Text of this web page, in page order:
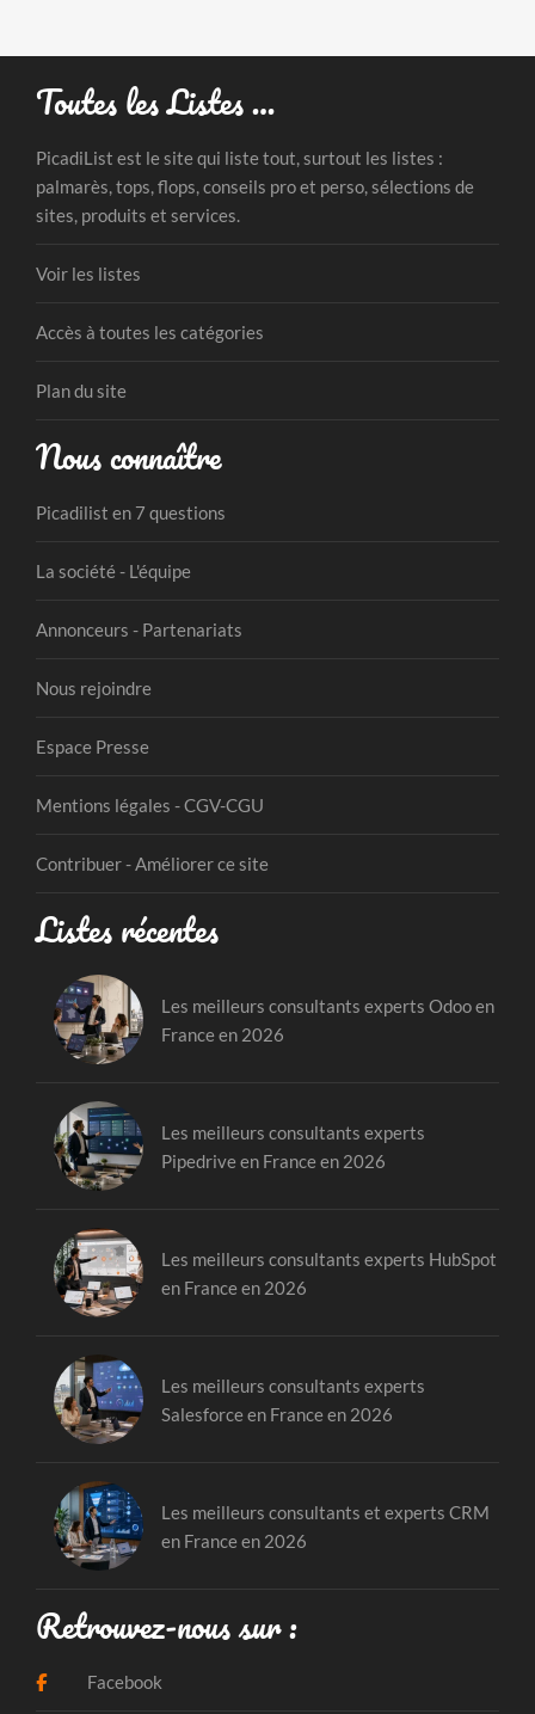
Toutes les Listes …
PicadiList est le site qui liste tout, surtout les listes :
palmarès, tops, flops, conseils pro et perso, sélections de
sites, produits et services.
Voir les listes
Accès à toutes les catégories
Plan du site
Nous connaître
Picadilist en 7 questions
La société - L'équipe
Annonceurs - Partenariats
Nous rejoindre
Espace Presse
Mentions légales - CGV-CGU
Contribuer - Améliorer ce site
Listes récentes
Les meilleurs consultants experts Odoo en
France en 2026
Les meilleurs consultants experts
Pipedrive en France en 2026
Les meilleurs consultants experts HubSpot
en France en 2026
Les meilleurs consultants experts
Salesforce en France en 2026
Les meilleurs consultants et experts CRM
en France en 2026
Retrouvez-nous sur :
Facebook